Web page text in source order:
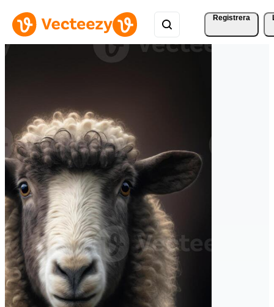
Registrera